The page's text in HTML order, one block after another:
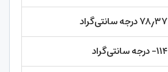
۷۸٫۳۷ درجه سانتی‌گراد
۱۱۴- درجه سانتی‌گراد